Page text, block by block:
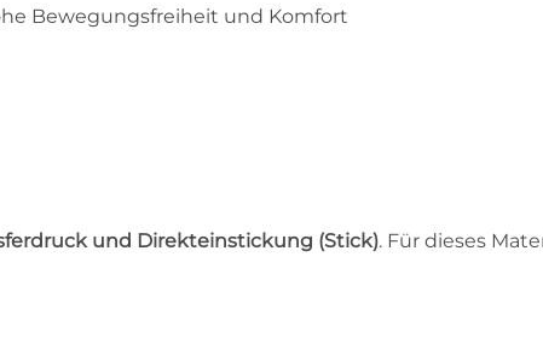
Bewegungsfreiheit und Komfort
und Direkteinstickung (Stick). Für dieses